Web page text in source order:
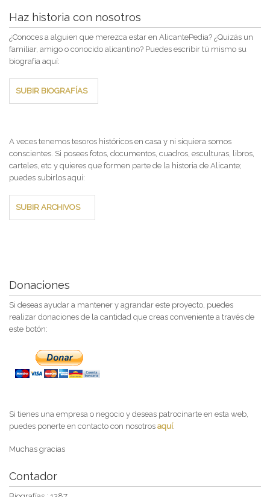
Haz historia con nosotros
¿Conoces a alguien que merezca estar en AlicantePedia? ¿Quizás un
familiar, amigo o conocido alicantino? Puedes escribir tú mismo su
biografía aquí:
SUBIR BIOGRAFÍAS
A veces tenemos tesoros históricos en casa y ni siquiera somos
conscientes. Si posees fotos, documentos, cuadros, esculturas, libros,
carteles, etc y quieres que formen parte de la historia de Alicante;
puedes subirlos aquí:
SUBIR ARCHIVOS
Donaciones
Si deseas ayudar a mantener y agrandar este proyecto, puedes
realizar donaciones de la cantidad que creas conveniente a través de
este botón:
Si tienes una empresa o negocio y deseas patrocinarte en esta web,
puedes ponerte en contacto con nosotros aquí
Muchas gracias
Contador